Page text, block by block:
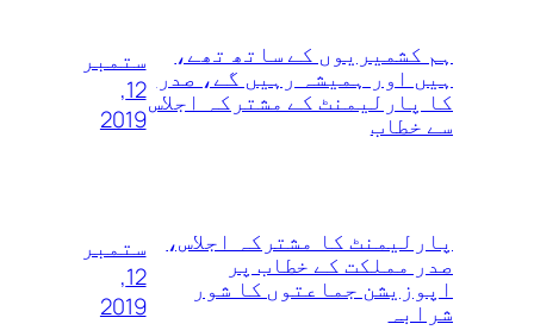
ہم کشمیریوں‌ کے ساتھ تھے،
ہیں اور ہمیشہ رہیں گے، صدر
کا پارلیمنٹ کے مشترکہ اجلاس
سے خطاب
ستمبر
12,
2019
پارلیمنٹ کا مشترکہ اجلاس،
صدر مملکت کے خطاب پر
اپوزیشن جماعتوں کا شور
شرابہ
ستمبر
12,
2019